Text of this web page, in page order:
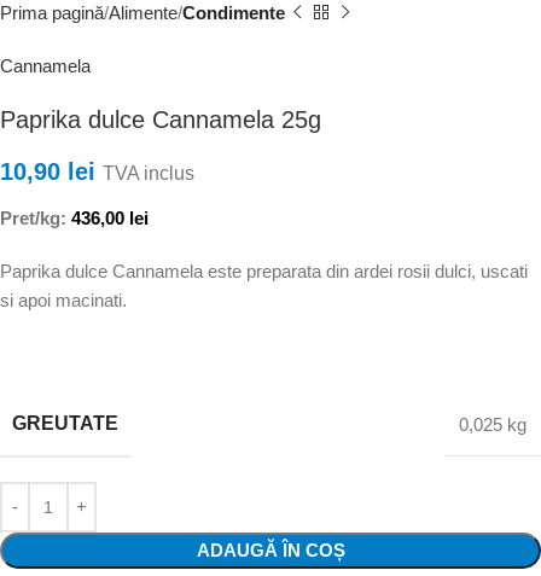
Prima pagină Alimente Condimente
Cannamela
Paprika dulce Cannamela 25g
10,90 lei TVA inclus
Pret/kg: 436,00 lei
Paprika dulce Cannamela este preparata din ardei rosii dulci, uscati
si apoi macinati.
GREUTATE 0,025 kg
ADAUGĂ ÎN COȘ